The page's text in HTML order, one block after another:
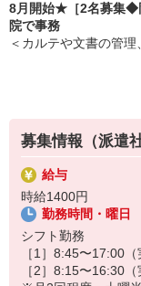
8月開始★［2名募集◆
院で事務
＜カルテや文書の管
●カルテや文書の管理
※マニュアル・ルール
です★
募集情報（派遣
給与
時給1400円
勤務時間・曜日
シフト勤務
［1］8:45〜17:00
［2］8:15〜16:30